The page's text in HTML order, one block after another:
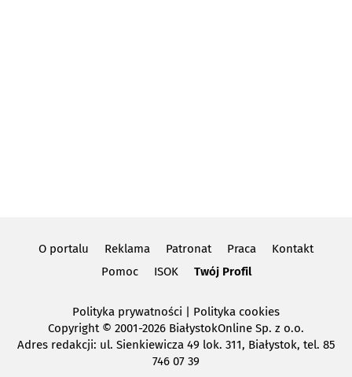
O portalu Reklama Patronat Praca
Kontakt
Pomoc
ISOK Twój Profil
Polityka prywatności | Polityka cookies
Copyright© 2001-2026 BiałystokOnline Sp. z o.o.
Adres redakcji: ul. Sienkiewicza 49 lok. 311, Białystok, tel. 85
746 07 39